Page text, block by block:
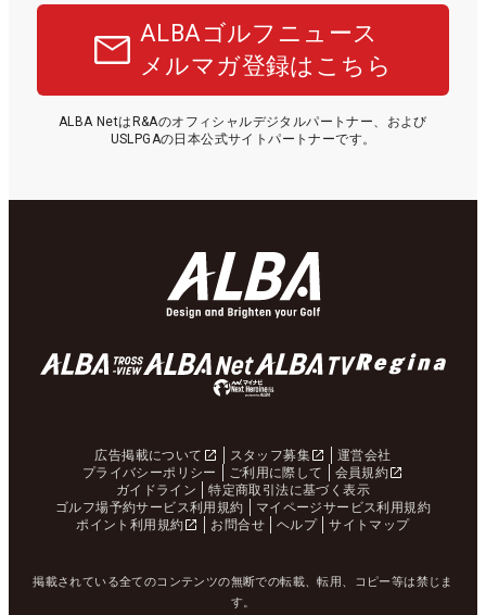
ALBAゴルフニュース
メルマガ登録はこちら
ALBA NetはR&Aのオフィシャルデジタルパートナー、および
USLPGAの日本公式サイトパートナーです。
広告掲載について スタッフ募集
運営会社
プライバシーポリシー
ご利用に際して
会員規約
ガイドライン
特定商取引法に基づく表示
ゴルフ場予約サービス利用規約
マイページサービス利用規約
ポイント利用規約
お問合せ ヘルプ サイトマップ
掲載されている全てのコンテンツの無断での転載、転用、コピー等は禁じま
す。